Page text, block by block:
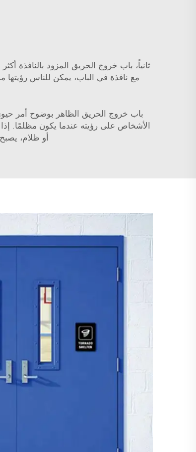
ثانياً، باب خروج الحريق المزود بالنافذة
مع نافذة في الباب، يمكن للناس
باب خروج الحريق الظاهر بوضوح أمر
الأشخاص على رؤيته عندما يكون مظلمًا.
أو ظلام،